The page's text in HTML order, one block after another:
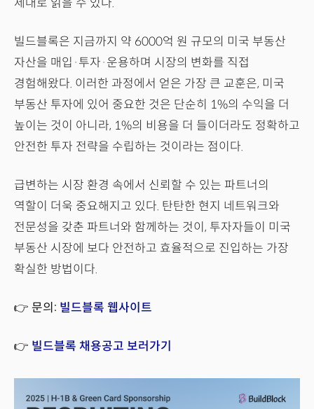
제대로 읽을 수 있다.
빌드블록은 지금까지 약 6000억 원 규모의 미국 부동산
자산을 매입·투자·운용하며 시장의 변화를 직접
경험해왔다. 이러한 과정에서 얻은 가장 큰 교훈은, 미국
부동산 투자에 있어 중요한 것은 단순히 1%의 수익을 더
높이는 것이 아니라, 1%의 비용을 더 들이더라도 정확하고
안전한 투자 전략을 수립하는 것이라는 점이다.
급변하는 시장 환경 속에서 신뢰할 수 있는 파트너의
역할이 더욱 중요해지고 있다. 탄탄한 현지 네트워크와
전문성을 갖춘 파트너와 함께하는 것이, 투자자들이 미국
부동산 시장에 보다 안전하고 효율적으로 진입하는 가장
확실한 방법이다.
👉 문의: 빌드블록 웹사이트
👉 빌드블록 채용공고 보러가기